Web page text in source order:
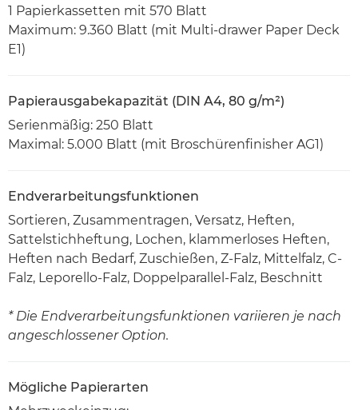
1 Papierkassetten mit 570 Blatt
Maximum: 9.360 Blatt (mit Multi-drawer Paper Deck
E1)
Papierausgabekapazität (DIN A4, 80 g/m²)
Serienmäßig: 250 Blatt
Maximal: 5.000 Blatt (mit Broschürenfinisher AG1)
Endverarbeitungsfunktionen
Sortieren, Zusammentragen, Versatz, Heften,
Sattelstichheftung, Lochen, klammerloses Heften,
Heften nach Bedarf, Zuschießen, Z-Falz, Mittelfalz, C-
Falz, Leporello-Falz, Doppelparallel-Falz, Beschnitt
* Die Endverarbeitungsfunktionen variieren je nach
angeschlossener Option.
Mögliche Papierarten